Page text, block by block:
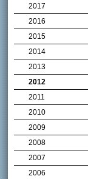
2017
2016
2015
2014
2013
2012
2011
2010
2009
2008
2007
2006